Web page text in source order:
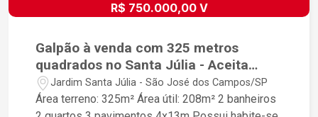
R$ 750.000,00 V
Galpão à venda com 325 metros
quadrados no Santa Júlia - Aceita
permuta por Terreno ou Carro
Jardim Santa Júlia - São José dos Campos/SP
Área terreno: 325m² Área útil: 208m² 2 banheiros